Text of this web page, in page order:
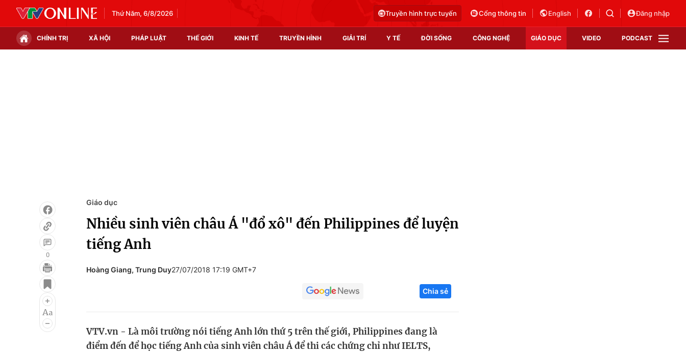
Thứ Năm, 6/8/2026 Truyền hình trực tuyến Cổng thông tin English Đăng nhập
CHÍNH TRỊ XÃ HỘI PHÁP LUẬT THẾ GIỚI KINH TẾ TRUYỀN HÌNH GIẢI TRÍ Y TẾ ĐỜI SỐNG CÔNG NGHỆ GIÁO DỤC VIDEO PODCAST
Infographic
Điện ảnh
Âm nhạc
Chất lượng cuộc sống
Tuyển sinh
Hitech Công nghệ tương lai
Thị trường
0
Giáo dục
Nhiều sinh viên châu Á "đổ xô" đến Philippines để luyện
tiếng Anh
Hoàng Giang, Trung Duy27/07/2018 17:19 GMT+7
Chia sẻ
VTV.vn - Là môi trường nói tiếng Anh lớn thứ 5 trên thế giới, Philippines đang là
điểm đến để học tiếng Anh của sinh viên châu Á để thi các chứng chỉ như IELTS,